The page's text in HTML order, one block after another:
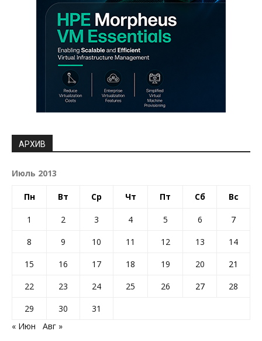
АРХИВ
Июль 2013
Пн Вт Ср Чт Пт Сб Вс
1 2 3 4 5 6
7
8
9 10 11 12 13
14
15
16 17 18 19 20
21
22
23 24 25 26 27
28
29
30
31
« Июн
Авг »